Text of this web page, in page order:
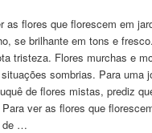
as flores que florescem em
se brilhante em tons e
tristeza. Flores murchas e
sombrias. Para uma
de flores mistas, prediz
ver as flores que
de …